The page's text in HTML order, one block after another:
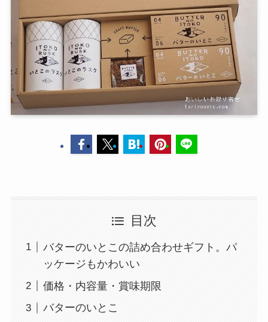
目次
バターのいとこの詰め合わせギフト。パ
ッケージもかわいい
価格・内容量・賞味期限
バターのいとこ